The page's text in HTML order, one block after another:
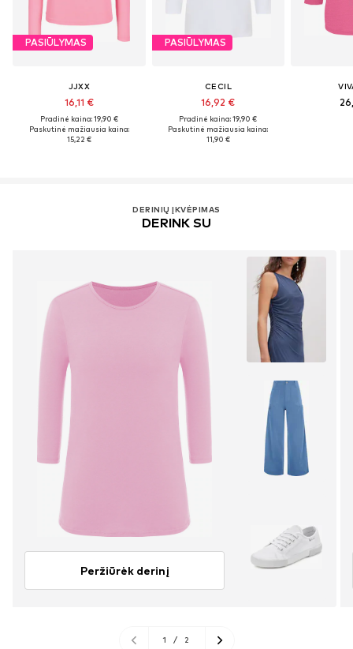
PASIŪLYMAS
JJXX
16,11 €
Pradinė kaina: 19,90 €
Paskutinė mažiausia kaina:
15,22 €
PASIŪLYMAS
CECIL
16,92 €
Pradinė kaina: 19,90 €
Paskutinė mažiausia kaina:
11,90 €
DERINIŲ ĮKVĖPIMAS
DERINK SU
Peržiūrėk derinį
1 / 2